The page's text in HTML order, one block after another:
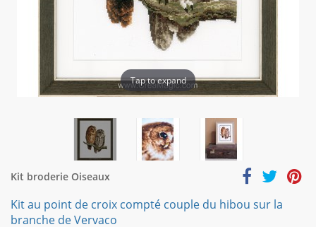
Tap to expand
Kit broderie Oiseaux
Kit au point de croix compté couple du hibou sur la
branche de Vervaco